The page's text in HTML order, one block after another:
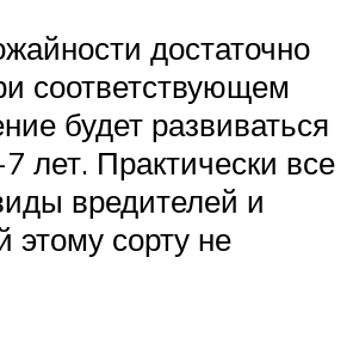
достаточно
соответствующем
будет развиваться
лет. Практически все
вредителей и
этому сорту не